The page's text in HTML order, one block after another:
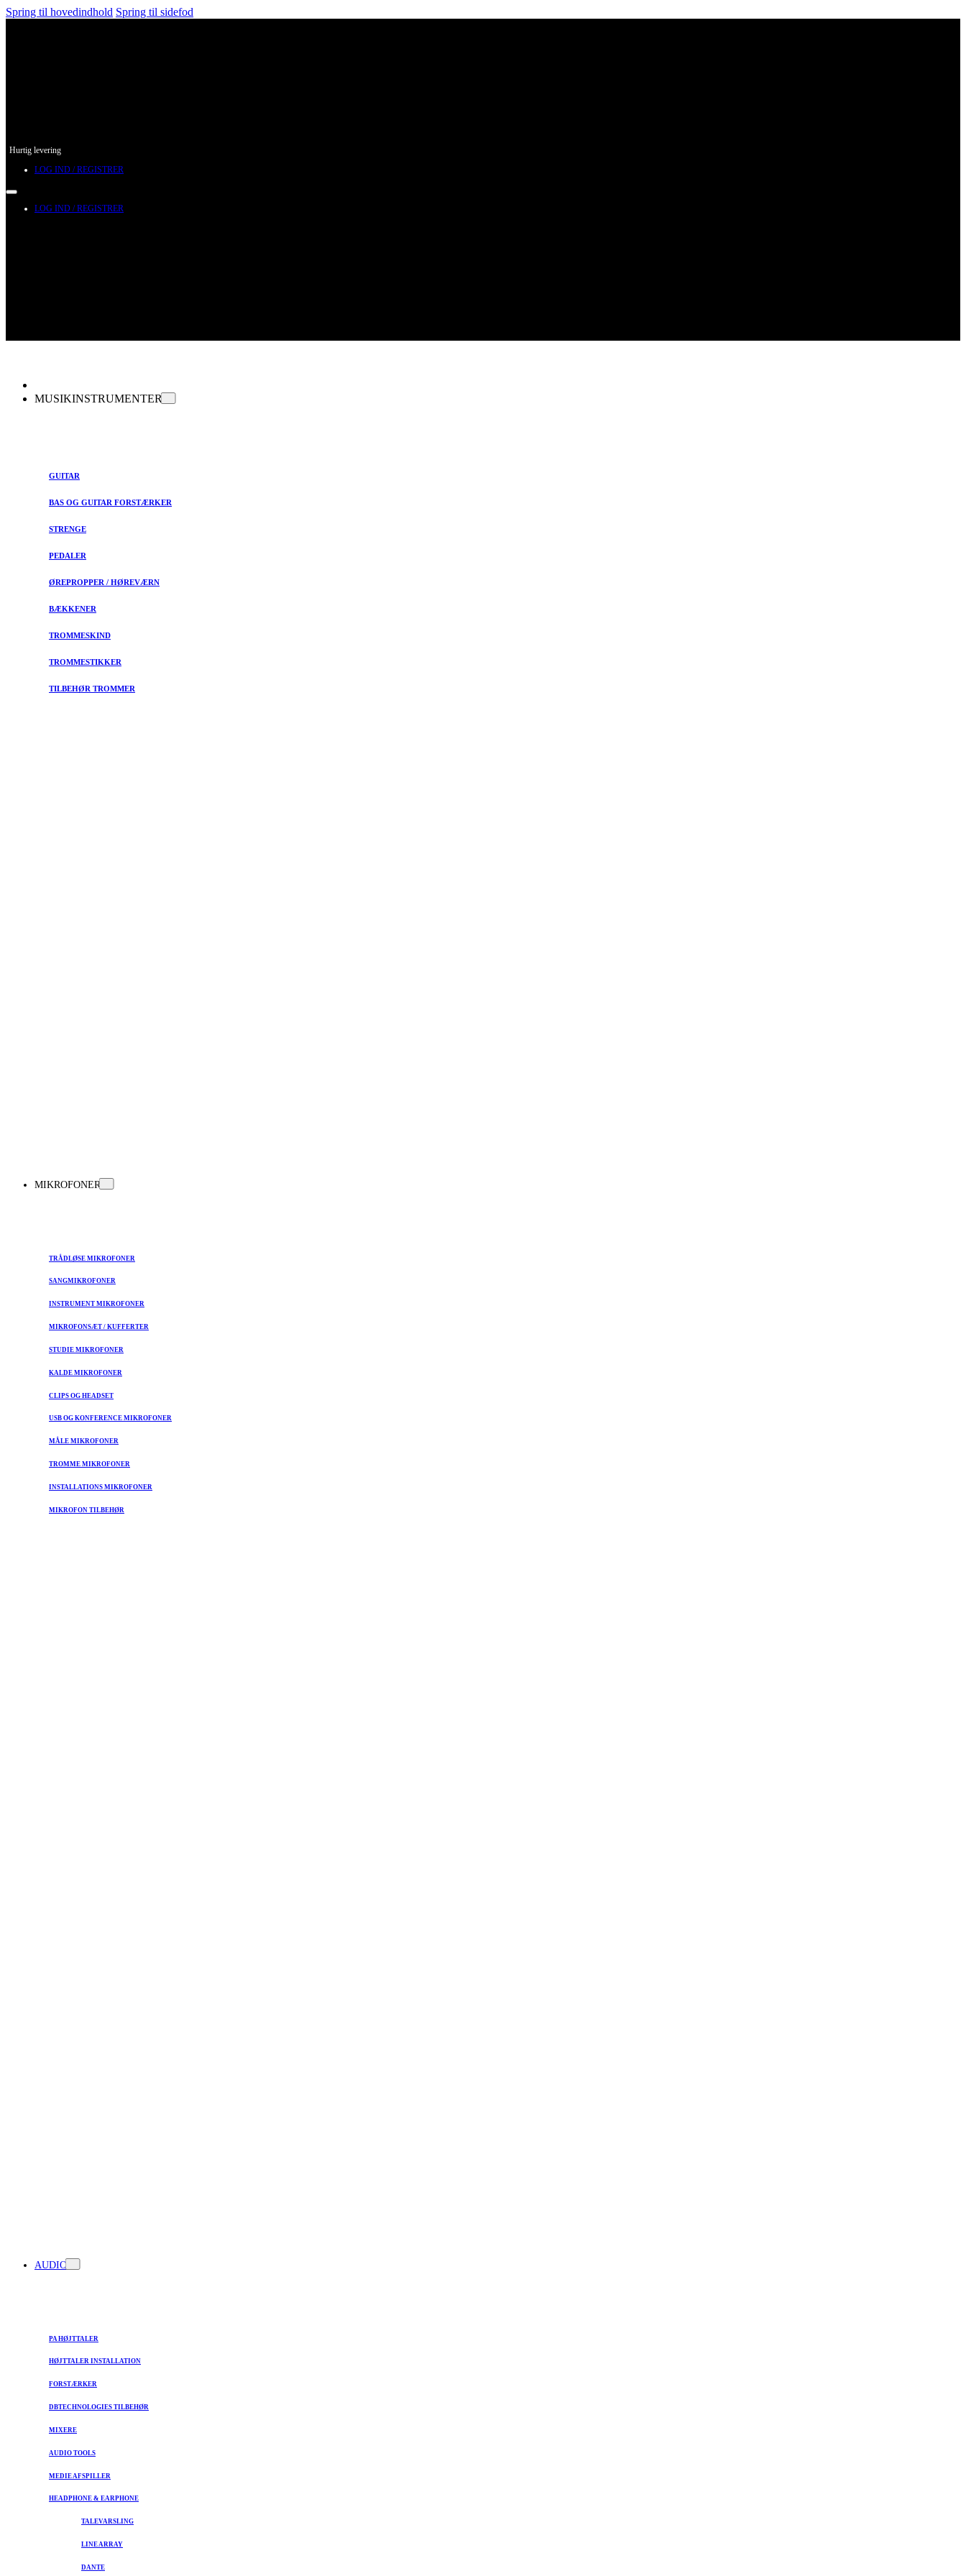
Spring til hovedindhold Spring til sidefod
Hurtig levering
LOG IND / REGISTRER
LOG IND / REGISTRER
MUSIKINSTRUMENTER
GUITAR
BAS OG GUITAR FORSTÆRKER
STRENGE
PEDALER
ØREPROPPER / HØREVÆRN
BÆKKENER
TROMMESKIND
TROMMESTIKKER
TILBEHØR TROMMER
MIKROFONER
TRÅDLØSE MIKROFONER
SANGMIKROFONER
INSTRUMENT MIKROFONER
MIKROFONSÆT / KUFFERTER
STUDIE MIKROFONER
KALDE MIKROFONER
CLIPS OG HEADSET
USB OG KONFERENCE MIKROFONER
MÅLE MIKROFONER
TROMME MIKROFONER
INSTALLATIONS MIKROFONER
MIKROFON TILBEHØR
AUDIO
PA HØJTTALER
HØJTTALER INSTALLATION
FORSTÆRKER
DBTECHNOLOGIES TILBEHØR
MIXERE
AUDIO TOOLS
MEDIE AFSPILLER
HEADPHONE & EARPHONE
TALEVARSLING
LINE ARRAY
DANTE